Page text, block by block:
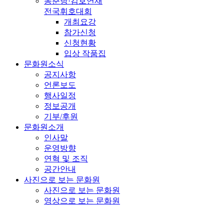
전국휘호대회
개최요강
참가신청
신청현황
입상 작품집
문화원소식
공지사항
언론보도
행사일정
정보공개
기부/후원
문화원소개
인사말
운영방향
연혁 및 조직
공간안내
사진으로 보는 문화원
사진으로 보는 문화원
영상으로 보는 문화원